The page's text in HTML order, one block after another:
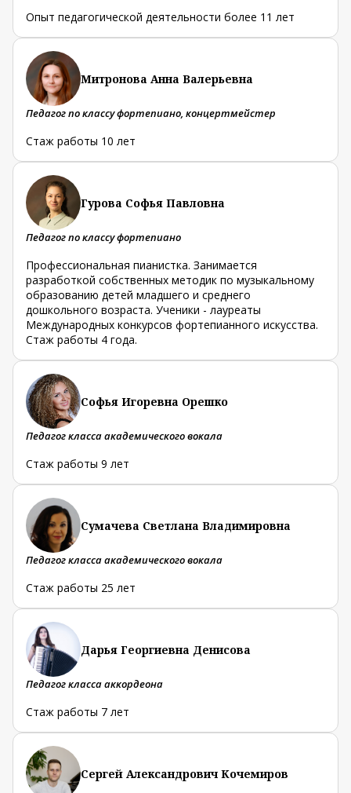
Опыт педагогической деятельности более 11 лет
Митронова Анна Валерьевна
Педагог по классу фортепиано, концертмейстер
Стаж работы 10 лет
Гурова Софья Павловна
Педагог по классу фортепиано
Профессиональная пианистка. Занимается
разработкой собственных методик по музыкальному
образованию детей младшего и среднего
дошкольного возраста. Ученики - лауреаты
Международных конкурсов фортепианного искусства.
Стаж работы 4 года.
Софья Игоревна Орешко
Педагог класса академического вокала
Стаж работы 9 лет
Сумачева Светлана Владимировна
Педагог класса академического вокала
Стаж работы 25 лет
Дарья Георгиевна Денисова
Педагог класса аккордеона
Стаж работы 7 лет
Сергей Александрович Кочемиров